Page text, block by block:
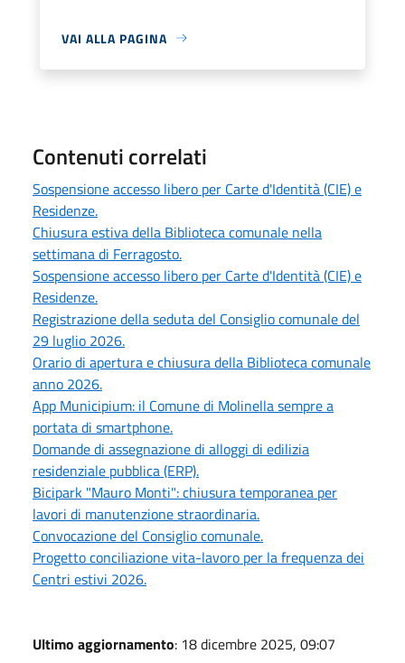
VAI ALLA PAGINA
Contenuti correlati
Sospensione accesso libero per Carte d'Identità (CIE) e
Residenze.
Chiusura estiva della Biblioteca comunale nella
settimana di Ferragosto.
Sospensione accesso libero per Carte d'Identità (CIE) e
Residenze.
Registrazione della seduta del Consiglio comunale del
29 luglio 2026.
Orario di apertura e chiusura della Biblioteca comunale
anno 2026.
App Municipium: il Comune di Molinella sempre a
portata di smartphone.
Domande di assegnazione di alloggi di edilizia
residenziale pubblica (ERP).
Bicipark "Mauro Monti": chiusura temporanea per
lavori di manutenzione straordinaria.
Convocazione del Consiglio comunale.
Progetto conciliazione vita-lavoro per la frequenza dei
Centri estivi 2026.
Ultimo aggiornamento: 18 dicembre 2025, 09:07